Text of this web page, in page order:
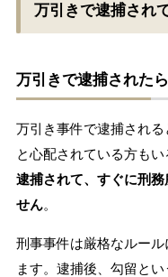
万引きで逮捕され
万引きで逮捕されたら
万引き事件で逮捕され
と心配されている方もい
逮捕されて、すぐに刑
せん。
刑事事件は厳格なルー
ます。逮捕後、勾留と